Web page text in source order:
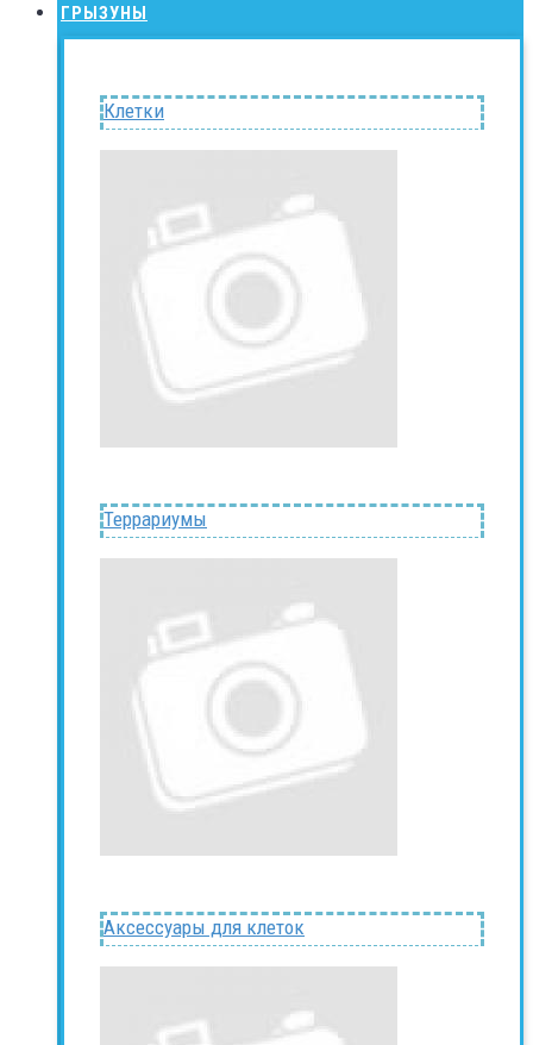
ГРЫЗУНЫ
Клетки
Террариумы
Аксессуары для клеток